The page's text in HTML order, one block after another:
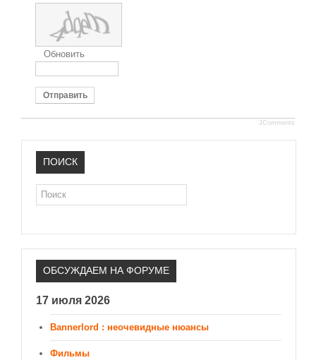
Обновить
Отправить
JComments
ПОИСК
Поиск
ОБСУЖДАЕМ НА ФОРУМЕ
17 июля 2026
Bannerlord : неочевидные нюансы
Фильмы